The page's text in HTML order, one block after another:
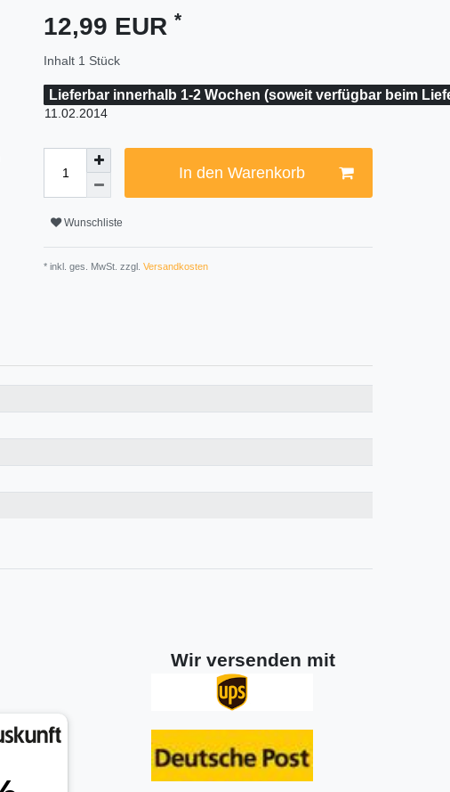
12,99 EUR *
Inhalt 1 Stück
Lieferbar innerhalb 1-2 Wochen (soweit verfügbar beim
11.02.2014
In den Warenkorb
Wunschliste
* inkl. ges. MwSt. zzgl. Versandkosten
Wir versenden mit